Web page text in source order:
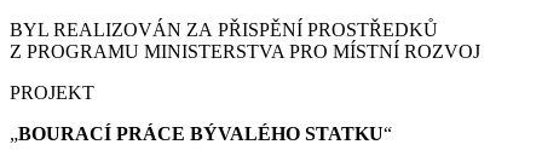
BYL REALIZOVÁN ZA PŘISPĚNÍ PROSTŘEDKŮ
Z PROGRAMU MINISTERSTVA PRO MÍSTNÍ ROZVOJ
PROJEKT
„BOURACÍ PRÁCE BÝVALÉHO STATKU“